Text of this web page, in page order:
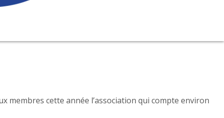
membres cette année l’association qui compte environ